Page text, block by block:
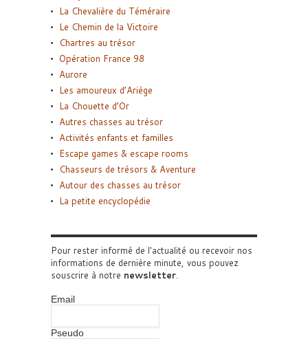
La Chevalière du Téméraire
Le Chemin de la Victoire
Chartres au trésor
Opération France 98
Aurore
Les amoureux d’Ariège
La Chouette d’Or
Autres chasses au trésor
Activités enfants et familles
Escape games & escape rooms
Chasseurs de trésors & Aventure
Autour des chasses au trésor
La petite encyclopédie
Pour rester informé de l'actualité ou recevoir nos
informations de dernière minute, vous pouvez
souscrire à notre newsletter.
Email
Pseudo